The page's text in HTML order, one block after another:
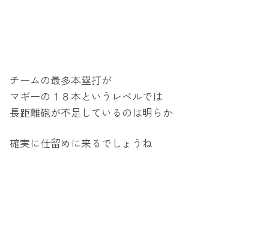
チームの最多本塁打が
マギーの１８本というレベルでは
長距離砲が不足しているのは明らか
確実に仕留めに来るでしょうね